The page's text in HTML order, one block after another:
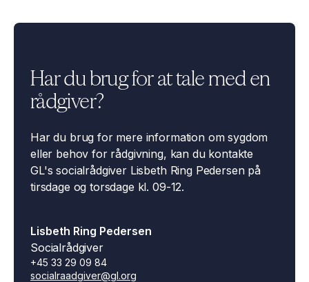
Har du brug for at tale med en
rådgiver?
​Har du brug for mere information om sygdom
eller behov for rådgivning, kan du kontakte
GL's socialrådgiver Lisbeth Ring Pedersen på
tirsdage og torsdage kl. ​09-12.​​​​​
Lisbeth Ring Pedersen
Socialrådgiver
+45 33 29 09 84
socialraadgiver@gl.org